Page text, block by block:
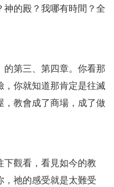
靈界故事
信徒到門徒
人接待
- 主動學習
釋放
著命定成為祝福
神的殿？我哪有時間？全
第三、第四章。你看那
，你就知道那肯定是往滅
教會成了商場，成了做
下觀看，看見如今的教
，祂的感受就是太難受